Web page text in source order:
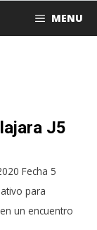
MENU
J5
Fecha 5
para
un encuentro